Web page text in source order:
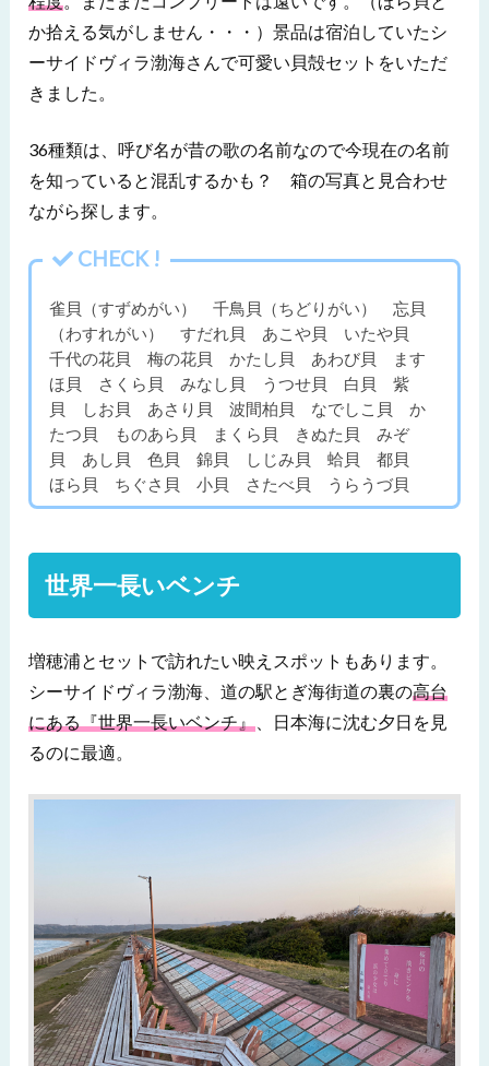
か拾える気がしません・・・）景品は宿泊していたシ
ーサイドヴィラ渤海さんで可愛い貝殻セットをいただ
きました。
36種類は、呼び名が昔の歌の名前なので今現在の名前
を知っていると混乱するかも？ 箱の写真と見合わせ
ながら探します。
CHECK !
雀貝（すずめがい） 千鳥貝（ちどりがい） 忘貝
（わすれがい） すだれ貝 あこや貝 いたや貝
千代の花貝 梅の花貝 かたし貝 あわび貝 ます
ほ貝 さくら貝 みなし貝 うつせ貝 白貝 紫
貝 しお貝 あさり貝 波間柏貝 なでしこ貝 か
たつ貝 ものあら貝 まくら貝 きぬた貝 みぞ
貝 あし貝 色貝 錦貝 しじみ貝 蛤貝 都貝
ほら貝 ちぐさ貝 小貝 さたべ貝 うらうづ貝
世界一長いベンチ
増穂浦とセットで訪れたい映えスポットもあります。
シーサイドヴィラ渤海、道の駅とぎ海街道の裏の高台
にある『世界一長いベンチ』
、日本海に沈む夕日を見
るのに最適。